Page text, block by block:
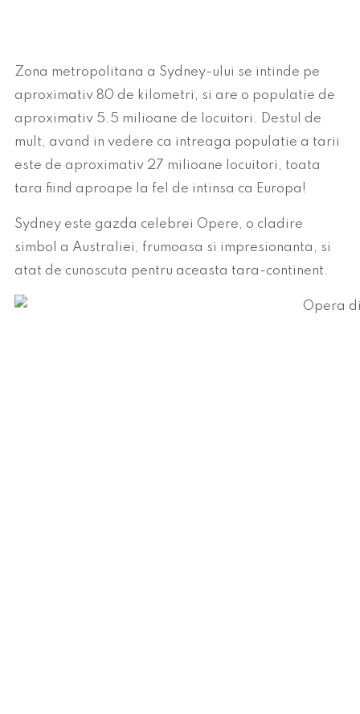
Zona metropolitana a Sydney-ului se intinde pe
aproximativ 80 de kilometri, si are o populatie de
aproximativ 5.5 milioane de locuitori. Destul de
mult, avand in vedere ca intreaga populatie a tarii
este de aproximativ 27 milioane locuitori, toata
tara fiind aproape la fel de intinsa ca Europa!
Sydney este gazda celebrei Opere, o cladire
simbol a Australiei, frumoasa si impresionanta, si
atat de cunoscuta pentru aceasta tara-continent.